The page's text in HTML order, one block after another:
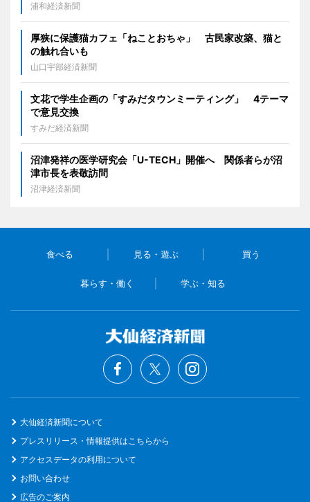
浦和経済新聞
厚狭に保護猫カフェ「ねことおちゃ」 古民家改築、猫と
の触れ合いも
山口宇部経済新聞
文花で学生企画の「すみだタウンミーティング」 4テーマ
で意見交換
すみだ経済新聞
沼津発祥の医学研究会「U-TECH」開催へ 関係者らが沼
津市長を表敬訪問
沼津経済新聞
食べる 見る・遊ぶ 買う
暮らす・働く 学ぶ・知る
大仙経済新聞について
プレスリリース・情報提供はこちらから
アクセスデータの利用について
お問い合わせ
広告のご案内